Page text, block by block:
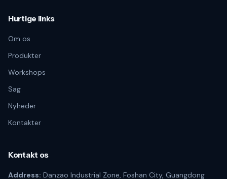
Hurtige links
Om os
Produkter
Workshops
Sag
Nyheder
Kontakter
Kontakt os
Address: Danzao Industrial Zone, Foshan City, Guangdong